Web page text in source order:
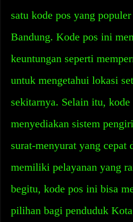
satu kode pos yang
Bandung. Kode pos ini
keuntungan seperti
untuk mengetahui lokasi
sekitarnya. Selain itu,
menyediakan sistem
surat-menyurat yang cepat
memiliki pelayanan yang
begitu, kode pos ini bisa
pilihan bagi penduduk